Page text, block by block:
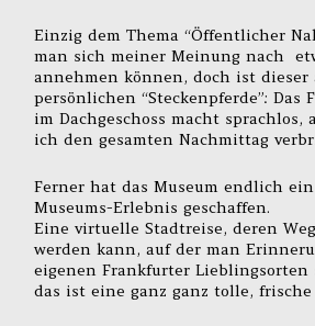
Einzig dem Thema “Öffentlicher
man sich meiner Meinung nach
annehmen können, doch ist dieser
persönlichen “Steckenpferde”: Das
im Dachgeschoss macht
ich den gesamten Nachmittag
Ferner hat das Museum endlich ein
Museums-Erlebnis geschaffen.
Eine virtuelle Stadtreise, deren
werden kann, auf der man
eigenen Frankfurter Lieblingsorten
das ist eine ganz ganz tolle, frische